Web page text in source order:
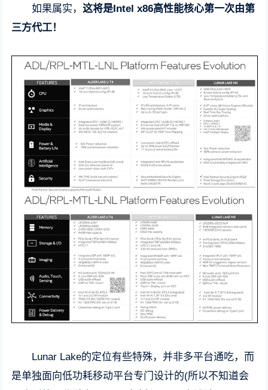
如果属实，这将是Intel x86高性能核心第一次由第
三方代工！
Lunar Lake的定位有些特殊，并非多平台通吃，而
是单独面向低功耗移动平台专门设计的(所以不知道会